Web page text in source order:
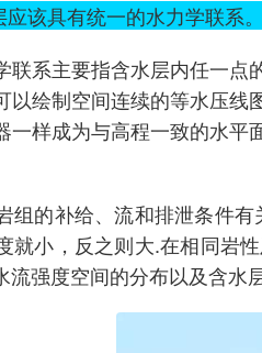
该具有统一的水力学联系。
系主要指含水层内任一
以绘制空间连续的等水压
一样成为与高程一致的水
组的补给、流和排泄条件
就小，反之则大.在相同岩
强度空间的分布以及含水